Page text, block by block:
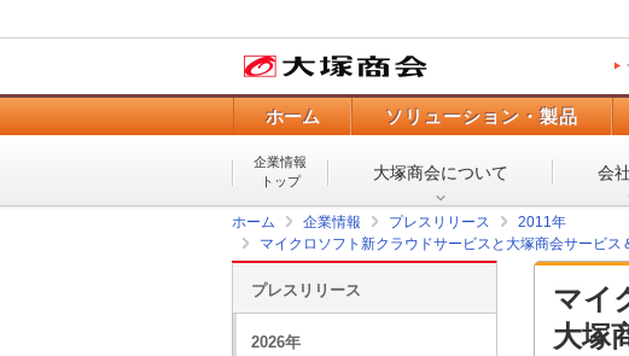
ホーム ソリューション・製品
企業情報
トップ
大塚商会について 会
ホーム 企業情報 プレスリリース
2011年
マイクロソフト新クラウドサービスと大塚商会サービ
マイ
大塚
プレスリリース
2026年